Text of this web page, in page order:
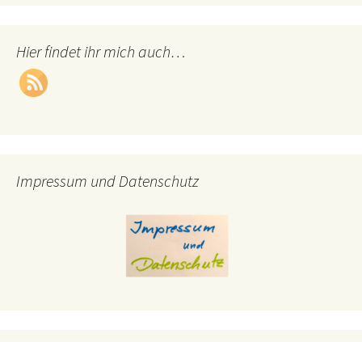
Hier findet ihr mich auch…
Impressum und Datenschutz